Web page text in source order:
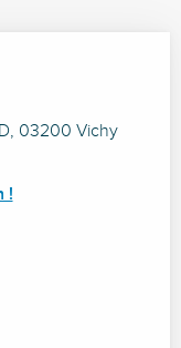
03200 Vichy
!